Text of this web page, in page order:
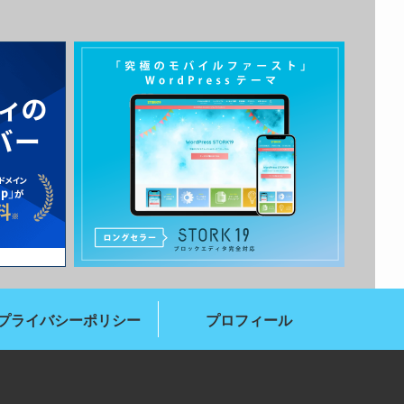
ライバシーポリシー プロフィール